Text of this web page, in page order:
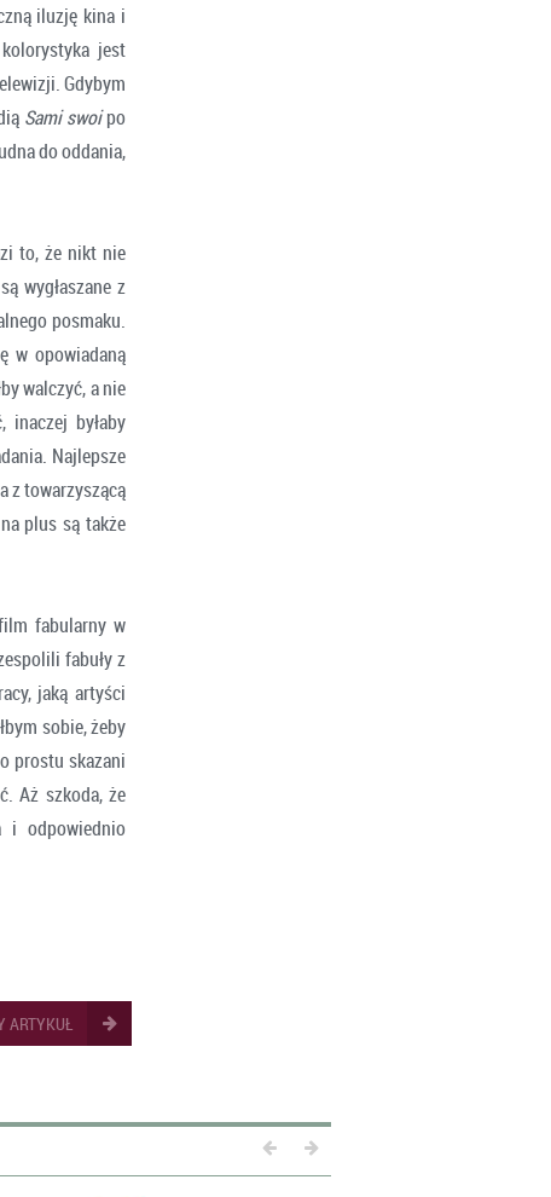
iluzję kina i
jest
Gdybym
Sami swoipo
do oddania,
to, że nikt nie
wygłaszane z
posmaku.
w opowiadaną
walczyć, a nie
inaczej byłaby
Najlepsze
z towarzyszącą
plus są także
fabularny w
fabuły z
jaką artyści
sobie, żeby
prostu skazani
Aż szkoda, że
i odpowiednio
ARTYKUŁ